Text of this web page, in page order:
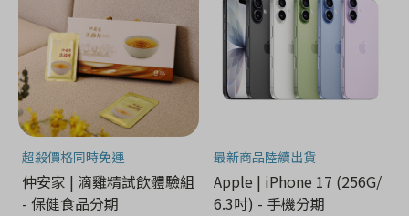
超殺價格同時免運
仲安家 | 滴雞精試飲體驗組
- 保健食品分期
最新商品陸續出貨
Apple | iPhone 17 (256G/
6.3吋) - 手機分期